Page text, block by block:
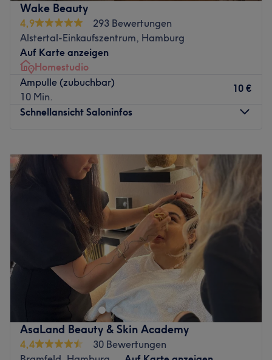
Wake Beauty
4,9
293 Bewertungen
Alstertal-Einkaufszentrum, Hamburg
Auf Karte anzeigen
Homestudio
Ampulle (zubuchbar)
10 Min.
10 €
Schnellansicht Saloninfos
Dienstag
09:00
Mittwoch
09:00
09:00
19:00
09:00
09:00
14:00
Geschlossen
Strahlende und reine Haut zaubert dir das professionelle
Team vom Salon Wake Beauty in Poppenbüttel, Hamburg.
Hier kannst du dich zurücklehnen. Die Profis verwöhnen
dich und deine Haut mit pflegenden Produkten und
verwenden ausschließlich nachhaltige Methoden. Das
Studio befindet sich im Untergeschoss und kann sowohl
pber das Treppenhaus als auch einen Aufzug erreicht
AsaLand Beauty & Skin Academy
4,4
30 Bewertungen